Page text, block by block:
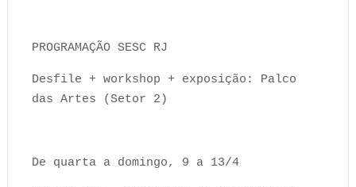
PROGRAMAÇÃO SESC RJ
Desfile + workshop + exposição: Palco
das Artes (Setor 2)
De quarta a domingo, 9 a 13/4